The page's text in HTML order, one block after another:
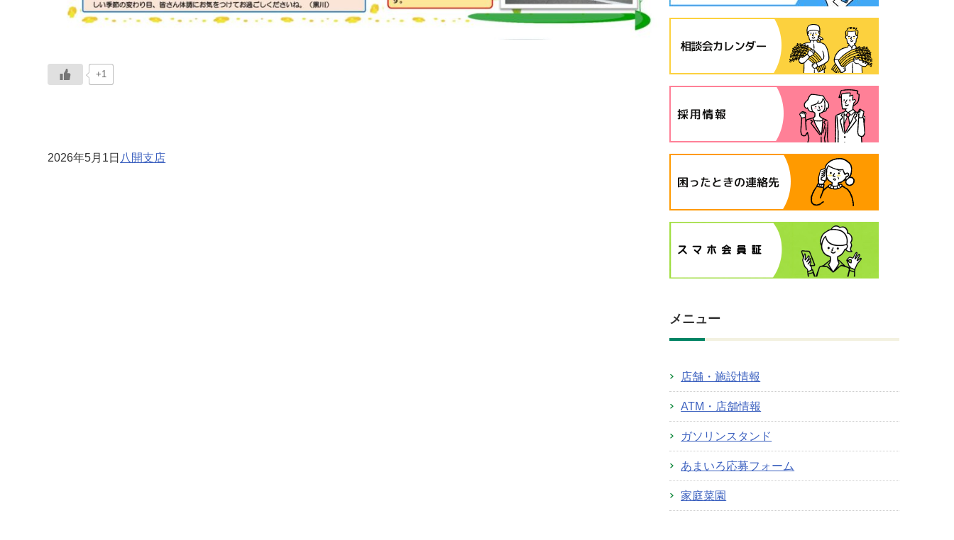
+1
2026年5月1日 八開支店
メニュー
店舗・施設情報
ATM・店舗情報
ガソリンスタンド
あまいろ応募フォーム
家庭菜園